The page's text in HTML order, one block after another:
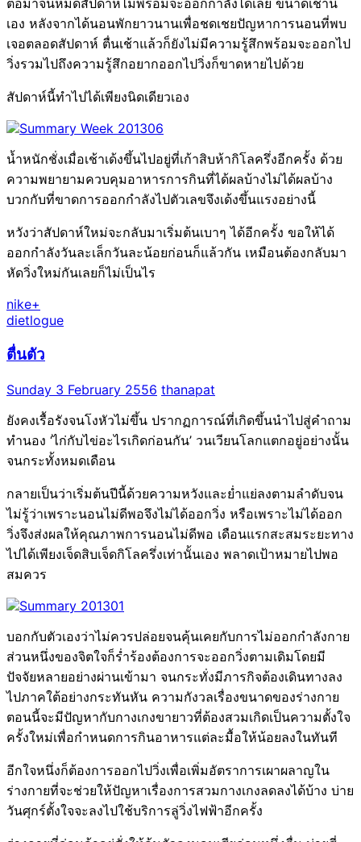
เอง หลังจากได้นอนพักยาวนานเพื่อชดเชยปัญหาการนอนที่พบ
เจอตลอดสัปดาห์ ตื่นเช้าแล้วก็ยังไม่มีความรู้สึกพร้อมจะออกไป
วิ่งรวมไปถึงความรู้สึกอยากออกไปวิ่งก็ขาดหายไปด้วย
สัปดาห์นี้ทำไปได้เพียงนิดเดียวเอง
น้ำหนักชั่งเมื่อเช้าเด้งขึ้นไปอยู่ที่เก้าสิบห้ากิโลครึ่งอีกครั้ง ด้วย
ความพยายามควบคุมอาหารการกินที่ได้ผลบ้างไม่ได้ผลบ้าง
บวกกับที่ขาดการออกกำลังไปตัวเลขจึงเด้งขึ้นแรงอย่างนี้
หวังว่าสัปดาห์ใหม่จะกลับมาเริ่มต้นเบาๆ ได้อีกครั้ง ขอให้ได้
ออกกำลังวันละเล็กวันละน้อยก่อนก็แล้วกัน เหมือนต้องกลับมา
หัดวิ่งใหม่กันเลยก็ไม่เป็นไร
nike+
dietlogue
ตื่นตัว
Sunday 3 February 2556 thanapat
ยังคงเรื้อรังจนโงหัวไม่ขึ้น ปรากฏการณ์ที่เกิดขึ้นนำไปสู่คำถาม
ทำนอง ‘ไก่กับไข่อะไรเกิดก่อนกัน’ วนเวียนโลกแตกอยู่อย่างนั้น
จนกระทั้งหมดเดือน
กลายเป็นว่าเริ่มต้นปีนี้ด้วยความหวังและย่ำแย่ลงตามลำดับจน
ไม่รู้ว่าเพราะนอนไม่ดีพอจึงไม่ได้ออกวิ่ง หรือเพราะไม่ได้ออก
วิ่งจึงส่งผลให้คุณภาพการนอนไม่ดีพอ เดือนแรกสะสมระยะทาง
ไปได้เพียงเจ็ดสิบเจ็ดกิโลครึ่งเท่านั้นเอง พลาดเป้าหมายไปพอ
สมควร
บอกกับตัวเองว่าไม่ควรปล่อยจนคุ้นเคยกับการไม่ออกกำลังกาย
ส่วนหนึ่งของจิตใจก็ร่ำร้องต้องการจะออกวิ่งตามเดิมโดยมี
ปัจจัยหลายอย่างผ่านเข้ามา จนกระทั่งมีภารกิจต้องเดินทางลง
ไปภาคใต้อย่างกระทันหัน ความกังวลเรื่องขนาดของร่างกาย
ตอนนี้จะมีปัญหากับกางเกงขายาวที่ต้องสวมเกิดเป็นความตั้งใจ
ครั้งใหม่เพื่อกำหนดการกินอาหารแต่ละมื้อให้น้อยลงในทันที
อีกใจหนึ่งก็ต้องการออกไปวิ่งเพื่อเพิ่มอัตราการเผาผลาญใน
ร่างกายที่จะช่วยให้ปัญหาเรื่องการสวมกางเกงลดลงได้บ้าง บ่าย
วันศุกร์ตั้งใจจะลงไปใช้บริการลู่วิ่งไฟฟ้าอีกครั้ง